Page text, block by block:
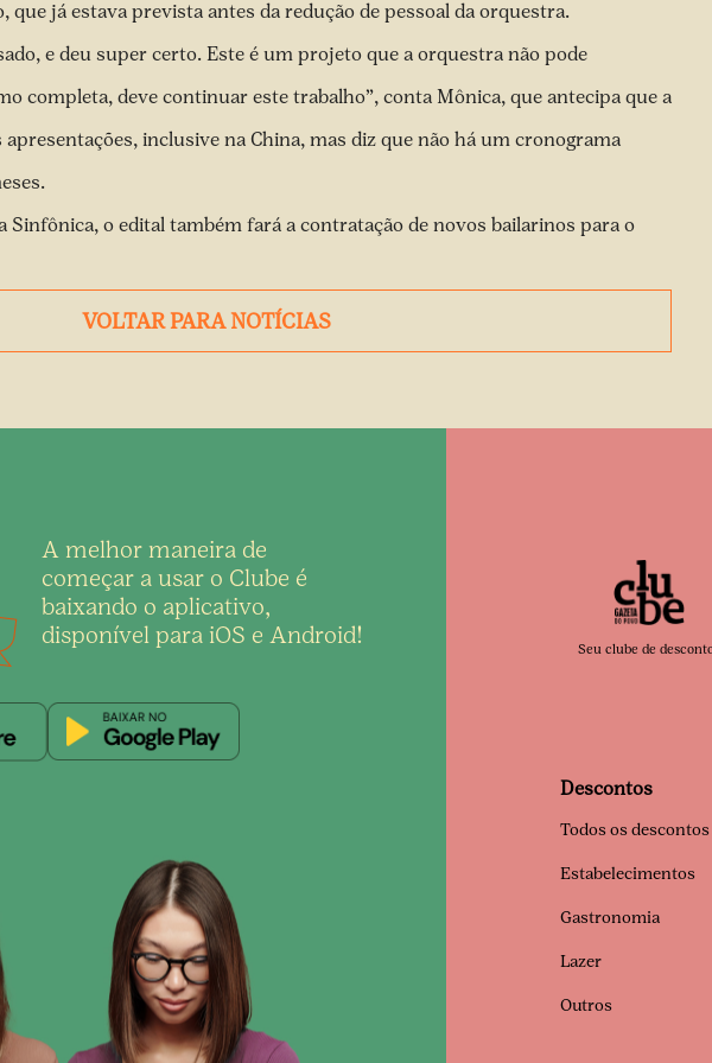
que já estava prevista antes da redução de pessoal da orquestra.
e deu super certo. Este é um projeto que a orquestra não pode
completa, deve continuar este trabalho”, conta Mônica, que antecipa que a
inclusive na China, mas diz que não há um cronograma
Sinfônica, o edital também fará a contratação de novos bailarinos para o
VOLTAR PARA NOTÍCIAS
A melhor maneira de
começar a usar o Clube é
baixando o aplicativo,
disponível para iOS e Android!
Seu clube de
Descontos
Todos os descontos
Estabelecimentos
Gastronomia
Lazer
Outros